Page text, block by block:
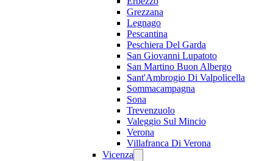
Grezzana
Legnago
Pescantina
Peschiera Del Garda
San Giovanni Lupatoto
San Martino Buon Albergo
Sant'Ambrogio Di Valpolicella
Sommacampagna
Sona
Trevenzuolo
Valeggio Sul Mincio
Verona
Villafranca Di Verona
Vicenza